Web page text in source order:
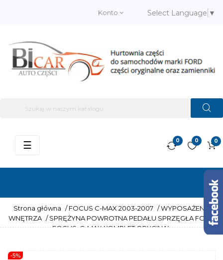
Konto Select Language ▼
0
0
0
Przełącz
☰
Strona główna / FOCUS C-MAX 2003-2007 / WYPOSAŻENIE
WNĘTRZA / SPRĘŻYNA POWROTNA PEDAŁU SPRZĘGŁA FORD
FOCUS, C-MAX KOMPLET ORYGINAŁ
-5%